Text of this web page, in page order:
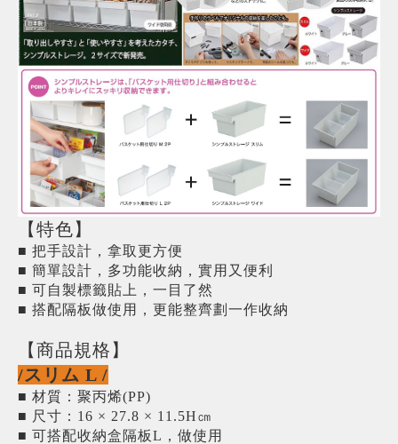
【特色】
■ 把手設計，拿取更方便
■ 簡單設計，多功能收納，實用又便利
■ 可自製標籤貼上，一目了然
■ 搭配隔板做使用，更能整齊劃一作收納
【商品規格】
/スリム L /
■ 材質：聚丙烯(PP)
■ 尺寸：16 × 27.8 × 11.5H㎝
■ 可搭配收納盒隔板L，做使用